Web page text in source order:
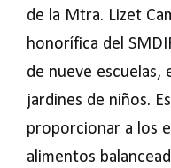
de la Mtra. Lizet
honorífica del
de nueve escuelas,
jardines de niños.
proporcionar a los
alimentos